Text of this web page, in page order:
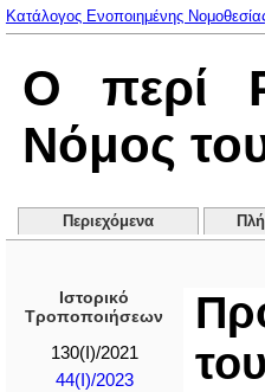
Κατάλογος Ενοποιημένης
Ο περί
Νόμος
Περιεχόμενα
Ιστορικό
Τροποποιήσεων
130(I)/2021
44(I)/2023